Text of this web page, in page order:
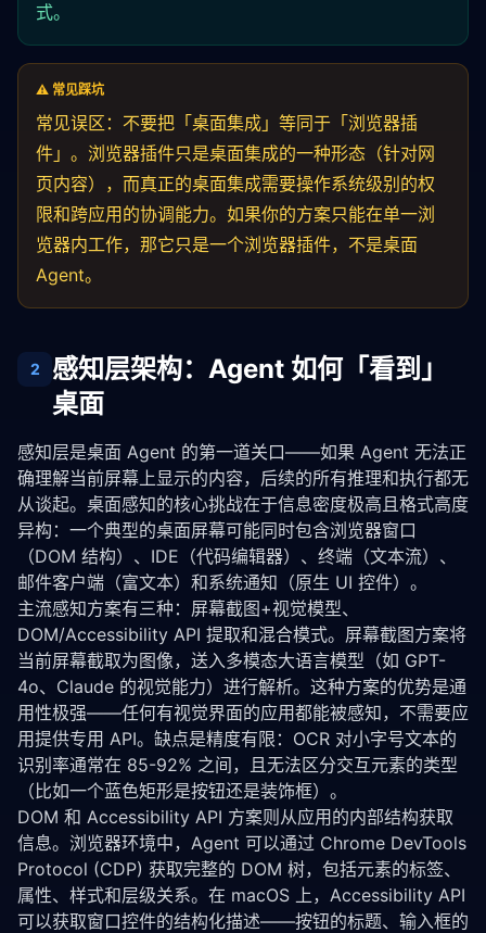
式。
⚠️ 常见踩坑
常见误区：不要把「桌面集成」等同于「浏览器插
件」。浏览器插件只是桌面集成的一种形态（针对网
页内容），而真正的桌面集成需要操作系统级别的权
限和跨应用的协调能力。如果你的方案只能在单一浏
览器内工作，那它只是一个浏览器插件，不是桌面
Agent。
2
感知层架构：Agent 如何「看到」
桌面
感知层是桌面 Agent 的第一道关口——如果 Agent 无法正
确理解当前屏幕上显示的内容，后续的所有推理和执行都无
从谈起。桌面感知的核心挑战在于信息密度极高且格式高度
异构：一个典型的桌面屏幕可能同时包含浏览器窗口
（DOM 结构）、IDE（代码编辑器）、终端（文本流）、
邮件客户端（富文本）和系统通知（原生 UI 控件）。
主流感知方案有三种：屏幕截图+视觉模型、
DOM/Accessibility API 提取和混合模式。屏幕截图方案将
当前屏幕截取为图像，送入多模态大语言模型（如 GPT-
4o、Claude 的视觉能力）进行解析。这种方案的优势是通
用性极强——任何有视觉界面的应用都能被感知，不需要应
用提供专用 API。缺点是精度有限：OCR 对小字号文本的
识别率通常在 85-92% 之间，且无法区分交互元素的类型
（比如一个蓝色矩形是按钮还是装饰框）。
DOM 和 Accessibility API 方案则从应用的内部结构获取
信息。浏览器环境中，Agent 可以通过 Chrome DevTools
Protocol (CDP) 获取完整的 DOM 树，包括元素的标签、
属性、样式和层级关系。在 macOS 上，Accessibility API
可以获取窗口控件的结构化描述——按钮的标题、输入框的